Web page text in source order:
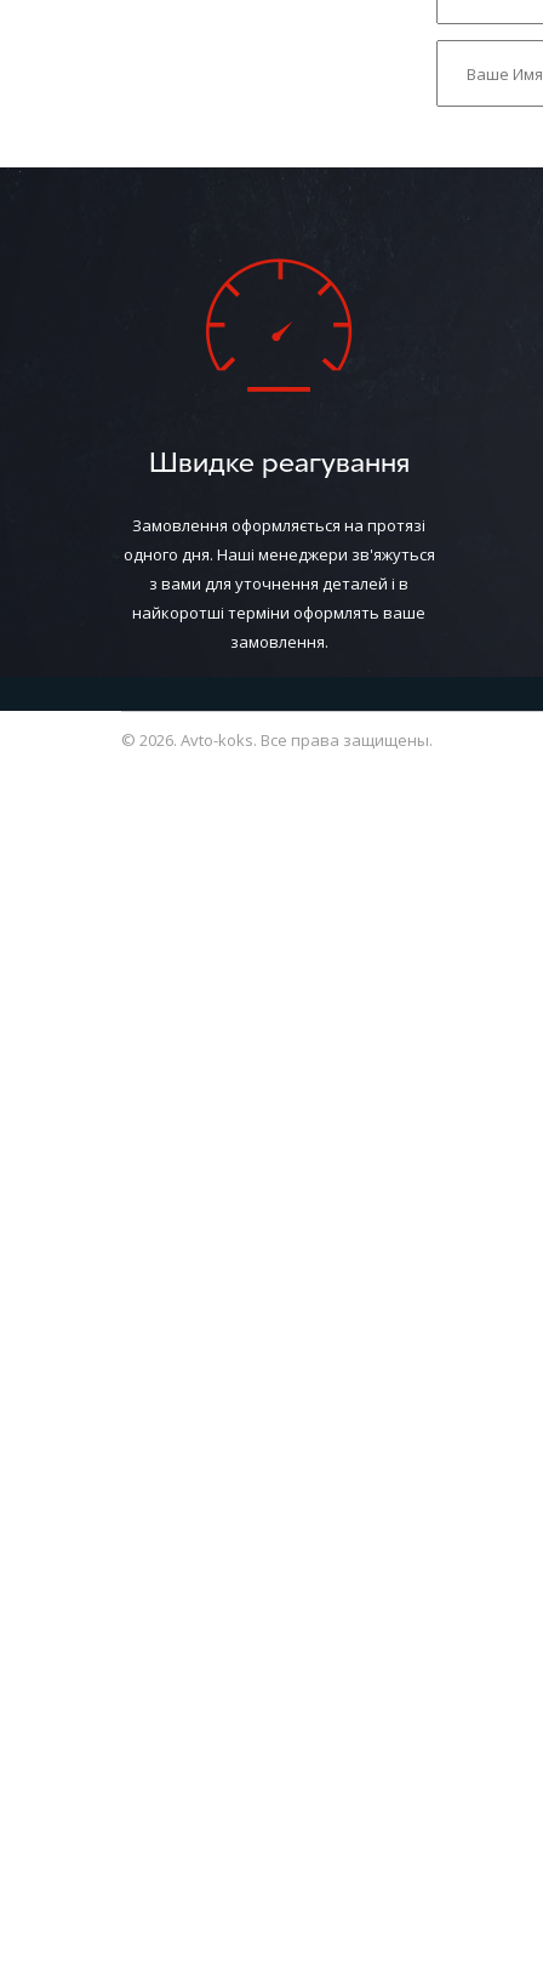
Швидке реагування
Замовлення оформляється на протязі
одного дня. Наші менеджери зв'яжуться
з вами для уточнення деталей і в
найкоротші терміни оформлять ваше
замовлення.
© 2026. Avto-koks. Все права защищены.